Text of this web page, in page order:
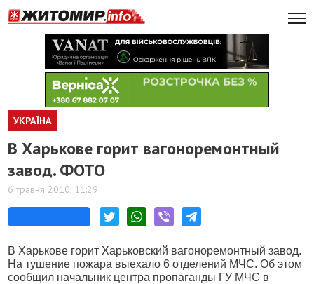
УКРАЇНА
В Харькове горит вагоноремонтный
завод. ФОТО
6 травня 2010, 11:29
В Харькове горит Харьковский вагоноремонтный завод.
На тушение пожара выехало 6 отделений МЧС. Об этом
сообщил начальник центра пропаганды ГУ МЧС в